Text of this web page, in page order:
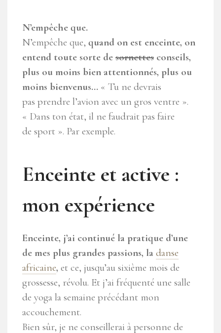
N’empêche que.
N’empêche que, quand on est enceinte, on
entend toute sorte de sornettes conseils,
plus ou moins bien attentionnés, plus ou
moins bienvenus… « Tu ne devrais
pas prendre l’avion avec un gros ventre ».
« Dans ton état, il ne faudrait pas faire
de sport ». Par exemple.
Enceinte et active :
mon expérience
Enceinte, j’ai continué la pratique d’une
de mes plus grandes passions, la danse
africaine, et ce, jusqu’au sixième mois de
grossesse, révolu. Et j’ai fréquenté une salle
de yoga la semaine précédant mon
accouchement.
Bien sûr, je ne conseillerai à personne de